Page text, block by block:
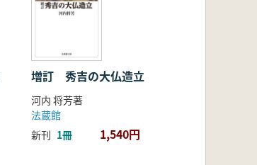
増訂 秀吉の大仏造立
河内 将芳著
法蔵館
新刊 1冊 1,540円